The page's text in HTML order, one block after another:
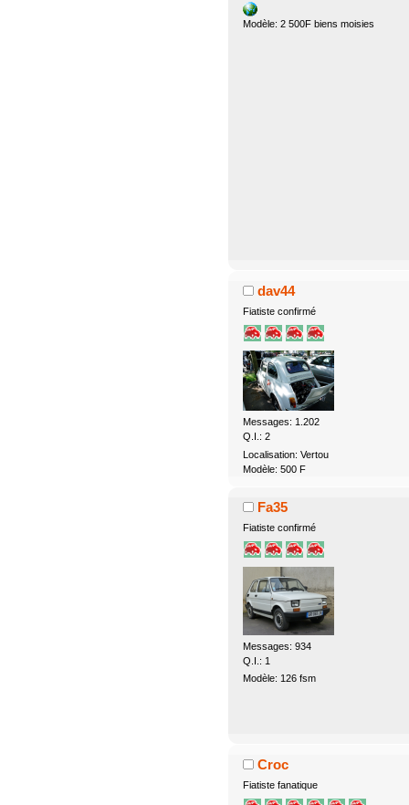
Modèle: 2 500F biens moisies
dav44
Fiatiste confirmé
Messages: 1.202
Q.I.: 2
Localisation: Vertou
Modèle: 500 F
Fa35
Fiatiste confirmé
Messages: 934
Q.I.: 1
Modèle: 126 fsm
Croc
Fiatiste fanatique